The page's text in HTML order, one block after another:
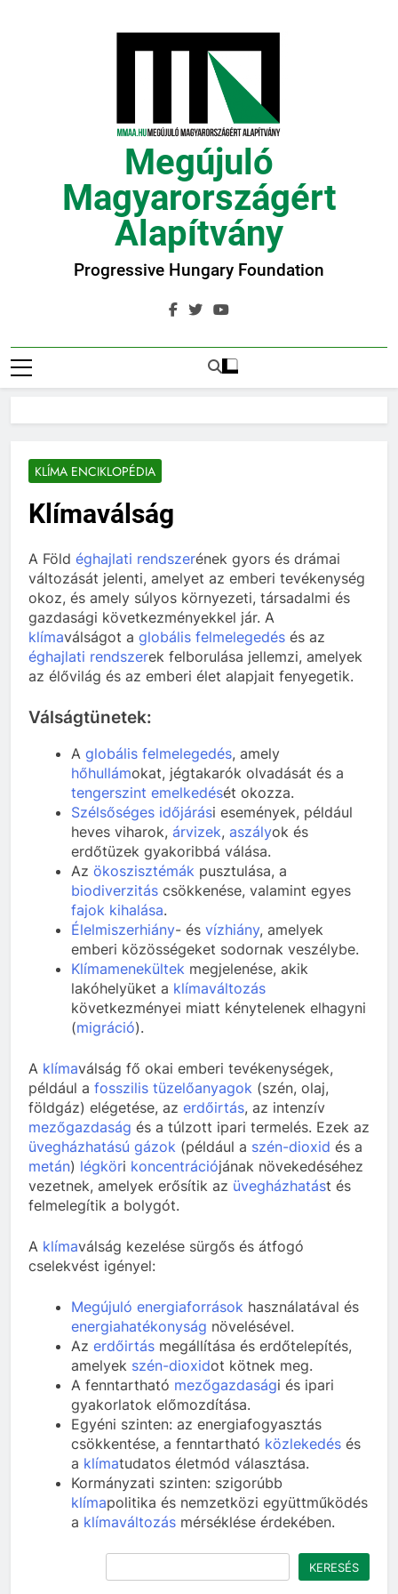
Megújuló
Magyarországért
Alapítvány
Progressive Hungary Foundation
KLÍMA ENCIKLOPÉDIA
Klímaválság
A Föld éghajlati rendszerének gyors és drámai
változását jelenti, amelyet az emberi tevékenység
okoz, és amely súlyos környezeti, társadalmi és
gazdasági következményekkel jár. A
klímaválságot a globális felmelegedés és az
éghajlati rendszerek felborulása jellemzi, amelyek
az élővilág és az emberi élet alapjait fenyegetik.
Válságtünetek:
A globális felmelegedés, amely
hőhullámokat, jégtakarók olvadását és a
tengerszint emelkedését okozza.
Szélsőséges időjárási események, például
heves viharok, árvizek, aszályok és
erdőtüzek gyakoribbá válása.
Az ökoszisztémák pusztulása, a
biodiverzitás csökkenése, valamint egyes
fajok kihalása.
Élelmiszerhiány- és vízhiány, amelyek
emberi közösségeket sodornak veszélybe.
Klímamenekültek megjelenése, akik
lakóhelyüket a klímaváltozás
következményei miatt kénytelenek elhagyni
(migráció).
A klímaválság fő okai emberi tevékenységek,
például a fosszilis tüzelőanyagok (szén, olaj,
földgáz) elégetése, az erdőirtás, az intenzív
mezőgazdaság és a túlzott ipari termelés. Ezek az
üvegházhatású gázok (például a szén-dioxid és a
metán) légköri koncentrációjának növekedéséhez
vezetnek, amelyek erősítik az üvegházhatást és
felmelegítik a bolygót.
A klímaválság kezelése sürgős és átfogó
cselekvést igényel:
Megújuló energiaforrások használatával és
energiahatékonyság növelésével.
Az erdőirtás megállítása és erdőtelepítés,
amelyek szén-dioxidot kötnek meg.
A fenntartható mezőgazdasági és ipari
gyakorlatok előmozdítása.
Egyéni szinten: az energiafogyasztás
csökkentése, a fenntartható közlekedés és
a klímatudatos életmód választása.
Kormányzati szinten: szigorúbb
klímapolitika és nemzetközi együttműködés
a klímaváltozás mérséklése érdekében.
KERESÉS